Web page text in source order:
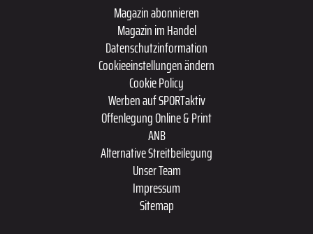
Magazin abonnieren
Magazin im Handel
Datenschutzinformation
Cookieeinstellungen ändern
Cookie Policy
Werben auf SPORTaktiv
Offenlegung Online & Print
ANB
Alternative Streitbeilegung
Unser Team
Impressum
Sitemap